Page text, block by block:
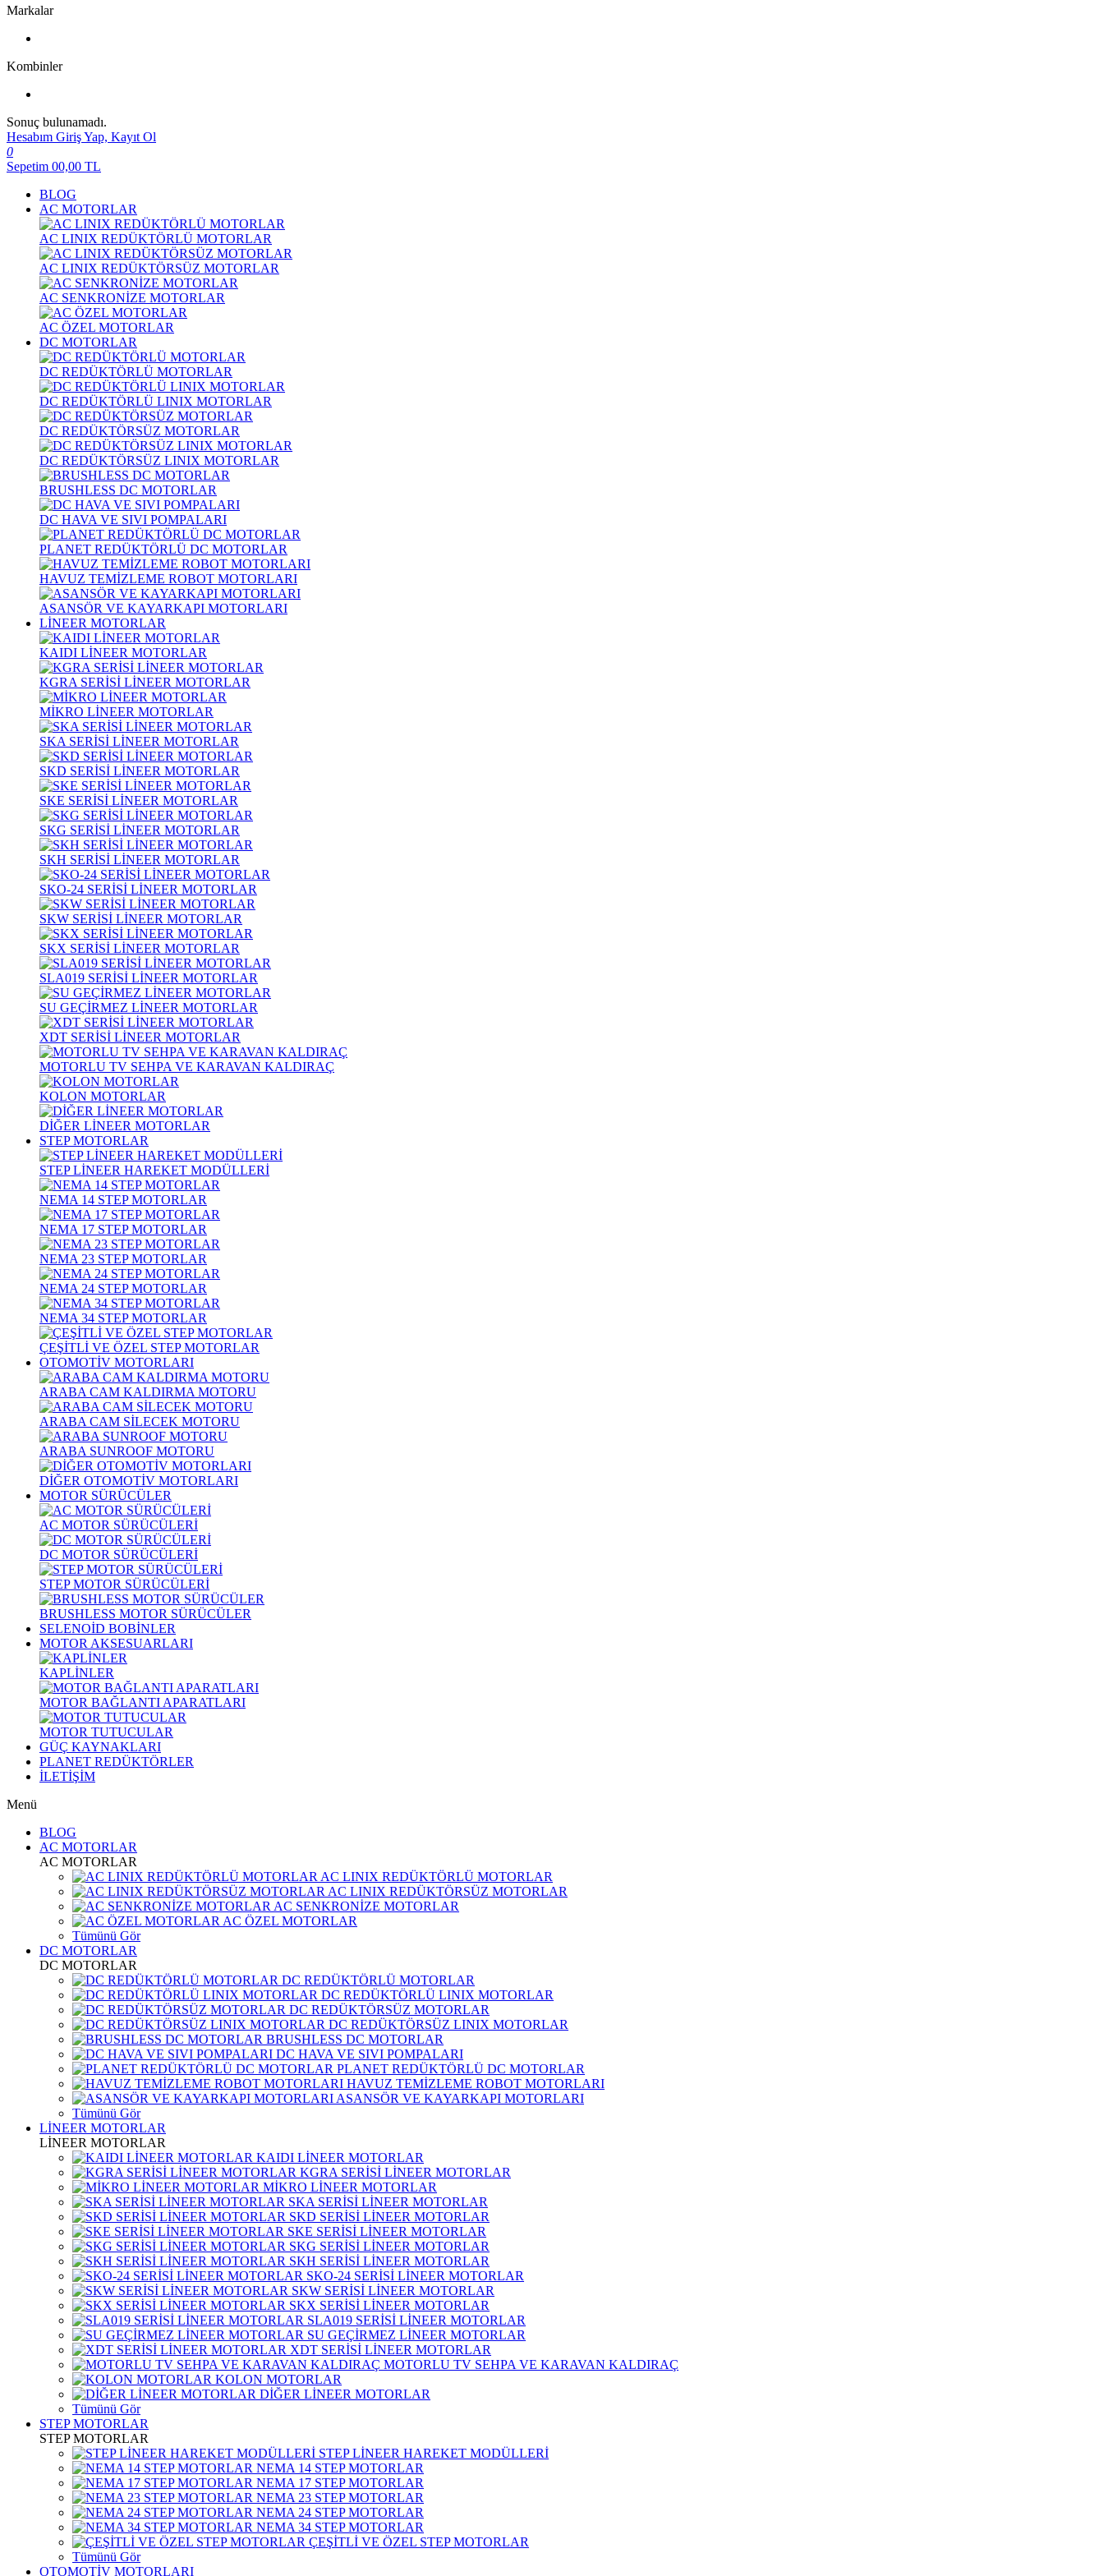
Markalar
Kombinler
Sonuç bulunamadı.
Hesabım Giriş Yap, Kayıt Ol
0
Sepetim 00,00 TL
BLOG
AC MOTORLAR
AC LINIX REDÜKTÖRLÜ MOTORLAR
AC LINIX REDÜKTÖRSÜZ MOTORLAR
AC SENKRONİZE MOTORLAR
AC ÖZEL MOTORLAR
DC MOTORLAR
DC REDÜKTÖRLÜ MOTORLAR
DC REDÜKTÖRLÜ LINIX MOTORLAR
DC REDÜKTÖRSÜZ MOTORLAR
DC REDÜKTÖRSÜZ LINIX MOTORLAR
BRUSHLESS DC MOTORLAR
DC HAVA VE SIVI POMPALARI
PLANET REDÜKTÖRLÜ DC MOTORLAR
HAVUZ TEMİZLEME ROBOT MOTORLARI
ASANSÖR VE KAYARKAPI MOTORLARI
LİNEER MOTORLAR
KAIDI LİNEER MOTORLAR
KGRA SERİSİ LİNEER MOTORLAR
MİKRO LİNEER MOTORLAR
SKA SERİSİ LİNEER MOTORLAR
SKD SERİSİ LİNEER MOTORLAR
SKE SERİSİ LİNEER MOTORLAR
SKG SERİSİ LİNEER MOTORLAR
SKH SERİSİ LİNEER MOTORLAR
SKO-24 SERİSİ LİNEER MOTORLAR
SKW SERİSİ LİNEER MOTORLAR
SKX SERİSİ LİNEER MOTORLAR
SLA019 SERİSİ LİNEER MOTORLAR
SU GEÇİRMEZ LİNEER MOTORLAR
XDT SERİSİ LİNEER MOTORLAR
MOTORLU TV SEHPA VE KARAVAN KALDIRAÇ
KOLON MOTORLAR
DİĞER LİNEER MOTORLAR
STEP MOTORLAR
STEP LİNEER HAREKET MODÜLLERİ
NEMA 14 STEP MOTORLAR
NEMA 17 STEP MOTORLAR
NEMA 23 STEP MOTORLAR
NEMA 24 STEP MOTORLAR
NEMA 34 STEP MOTORLAR
ÇEŞİTLİ VE ÖZEL STEP MOTORLAR
OTOMOTİV MOTORLARI
ARABA CAM KALDIRMA MOTORU
ARABA CAM SİLECEK MOTORU
ARABA SUNROOF MOTORU
DİĞER OTOMOTİV MOTORLARI
MOTOR SÜRÜCÜLER
AC MOTOR SÜRÜCÜLERİ
DC MOTOR SÜRÜCÜLERİ
STEP MOTOR SÜRÜCÜLERİ
BRUSHLESS MOTOR SÜRÜCÜLER
SELENOİD BOBİNLER
MOTOR AKSESUARLARI
KAPLİNLER
MOTOR BAĞLANTI APARATLARI
MOTOR TUTUCULAR
GÜÇ KAYNAKLARI
PLANET REDÜKTÖRLER
İLETİŞİM
Menü
BLOG
AC MOTORLAR
AC MOTORLAR
AC LINIX REDÜKTÖRLÜ MOTORLAR
AC LINIX REDÜKTÖRSÜZ MOTORLAR
AC SENKRONİZE MOTORLAR
AC ÖZEL MOTORLAR
Tümünü Gör
DC MOTORLAR
DC MOTORLAR
DC REDÜKTÖRLÜ MOTORLAR
DC REDÜKTÖRLÜ LINIX MOTORLAR
DC REDÜKTÖRSÜZ MOTORLAR
DC REDÜKTÖRSÜZ LINIX MOTORLAR
BRUSHLESS DC MOTORLAR
DC HAVA VE SIVI POMPALARI
PLANET REDÜKTÖRLÜ DC MOTORLAR
HAVUZ TEMİZLEME ROBOT MOTORLARI
ASANSÖR VE KAYARKAPI MOTORLARI
Tümünü Gör
LİNEER MOTORLAR
LİNEER MOTORLAR
KAIDI LİNEER MOTORLAR
KGRA SERİSİ LİNEER MOTORLAR
MİKRO LİNEER MOTORLAR
SKA SERİSİ LİNEER MOTORLAR
SKD SERİSİ LİNEER MOTORLAR
SKE SERİSİ LİNEER MOTORLAR
SKG SERİSİ LİNEER MOTORLAR
SKH SERİSİ LİNEER MOTORLAR
SKO-24 SERİSİ LİNEER MOTORLAR
SKW SERİSİ LİNEER MOTORLAR
SKX SERİSİ LİNEER MOTORLAR
SLA019 SERİSİ LİNEER MOTORLAR
SU GEÇİRMEZ LİNEER MOTORLAR
XDT SERİSİ LİNEER MOTORLAR
MOTORLU TV SEHPA VE KARAVAN KALDIRAÇ
KOLON MOTORLAR
DİĞER LİNEER MOTORLAR
Tümünü Gör
STEP MOTORLAR
STEP MOTORLAR
STEP LİNEER HAREKET MODÜLLERİ
NEMA 14 STEP MOTORLAR
NEMA 17 STEP MOTORLAR
NEMA 23 STEP MOTORLAR
NEMA 24 STEP MOTORLAR
NEMA 34 STEP MOTORLAR
ÇEŞİTLİ VE ÖZEL STEP MOTORLAR
Tümünü Gör
OTOMOTİV MOTORLARI